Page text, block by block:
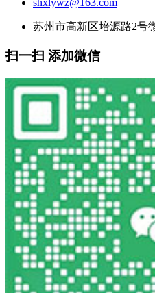
shxlywz@163.com
苏州市高新区培源路2号
扫一扫 添加微信